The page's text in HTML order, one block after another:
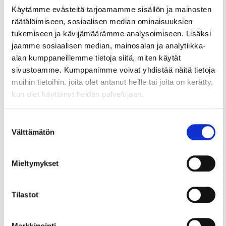
Käytämme evästeitä tarjoamamme sisällön ja mainosten
räätälöimiseen, sosiaalisen median ominaisuuksien
tukemiseen ja kävijämäärämme analysoimiseen. Lisäksi
jaamme sosiaalisen median, mainosalan ja analytiikka-
alan kumppaneillemme tietoja siitä, miten käytät
sivustoamme. Kumppanimme voivat yhdistää näitä tietoja
muihin tietoihin, joita olet antanut heille tai joita on kerätty,
kun olet käyttänyt heidän palvelujaan.
valinta
Välttämätön
Mieltymykset
Tilastot
21.7.2026
Ydinkeskustan elinvoima
piristymässä – erityisesti
vaatekauppa ja ravintola-ala
kasvu-uralla
lukuihin ja...
3.2.2026 TYÖSUHDEASIAT
Neuvontapalvelut: Vuoden 2026
työlainsäädännön muutoksia
Huom. Lisäys 4.6.2026: artikkelia on täydennetty